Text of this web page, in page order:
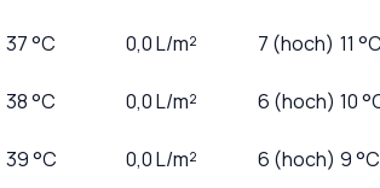
37°C 0,0L/m² 7 (hoch) 11
38°C 0,0L/m² 6 (hoch) 10
39°C 0,0L/m² 6 (hoch) 9 °C